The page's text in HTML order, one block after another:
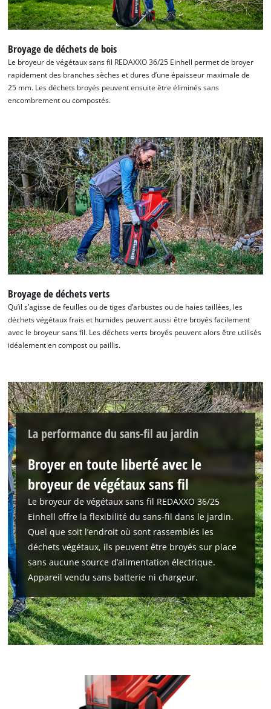
Broyage de déchets de bois
Le broyeur de végétaux sans fil REDAXXO 36/25 Einhell permet de broyer
rapidement des branches sèches et dures d’une épaisseur maximale de
25 mm. Les déchets broyés peuvent ensuite être éliminés sans
encombrement ou compostés.
Broyage de déchets verts
Qu’il s’agisse de feuilles ou de tiges d’arbustes ou de haies taillées, les
déchets végétaux frais et humides peuvent aussi être broyés facilement
avec le broyeur sans fil. Les déchets verts broyés peuvent alors être utilisés
idéalement en compost ou paillis.
La performance du sans-fil au jardin
Broyer en toute liberté avec le
broyeur de végétaux sans fil
Le broyeur de végétaux sans fil REDAXXO 36/25
Einhell offre la flexibilité du sans-fil dans le jardin.
Quel que soit l’endroit où sont rassemblés les
déchets végétaux, ils peuvent être broyés sur place
sans aucune source d’alimentation électrique.
Appareil vendu sans batterie ni chargeur.